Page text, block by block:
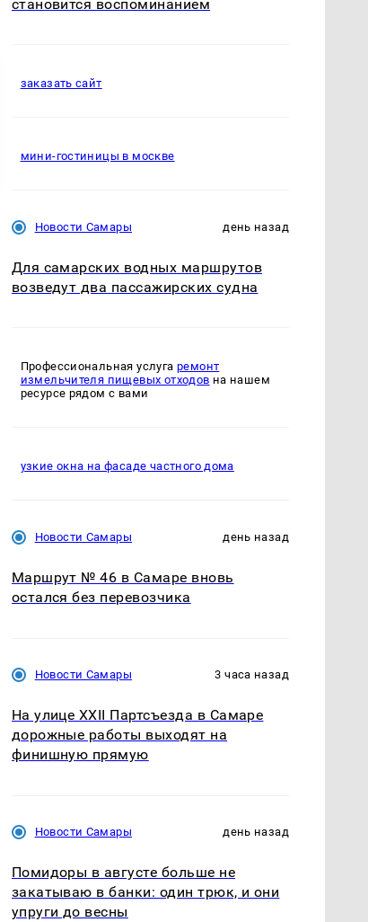
криптомиллионера
Кавказе: читать здесь
становится воспоминанием
заказать сайт
мини-гостиницы в москве
Новости Самары день назад
Для самарских водных маршрутов
возведут два пассажирских судна
Профессиональная услуга ремонт
измельчителя пищевых отходов на нашем
ресурсе рядом с вами
узкие окна на фасаде частного дома
Новости Самары день назад
Маршрут № 46 в Самаре вновь
остался без перевозчика
Новости Самары 3 часа назад
На улице XXII Партсъезда в Самаре
дорожные работы выходят на
финишную прямую
Новости Самары день назад
Помидоры в августе больше не
закатываю в банки: один трюк, и они
упруги до весны